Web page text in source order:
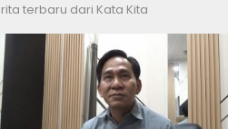
terbaru dari Kata Kita